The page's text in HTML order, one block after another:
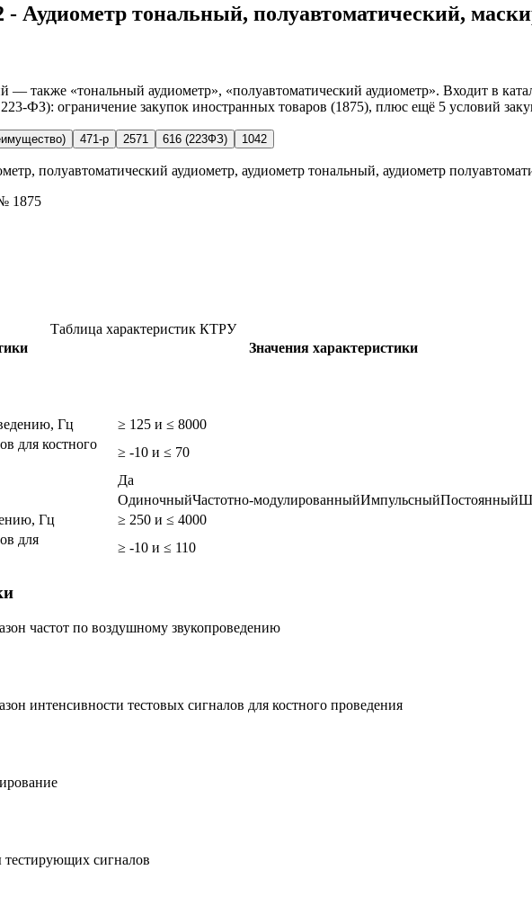
- Аудиометр тональный, полуавтоматический,
— также «тональный аудиометр», «полуавтоматический аудиометр». Входит в
ФЗ): ограничение закупок иностранных товаров (1875), плюс ещё 5 условий
471-р 2571 616 (223ФЗ) 1042
полуавтоматический аудиометр, аудиометр тональный, аудиометр
1875
Таблица характеристик КТРУ
Значения характеристики
Гц
≥ 125 и ≤ 8000
для костного
≥ -10 и ≤ 70
Да
ОдиночныйЧастотно-модулированныйИмпульсныйПостоянный
Гц
≥ 250 и ≤ 4000
для
≥ -10 и ≤ 110
частот по воздушному звукопроведению
интенсивности тестовых сигналов для костного проведения
сигналов